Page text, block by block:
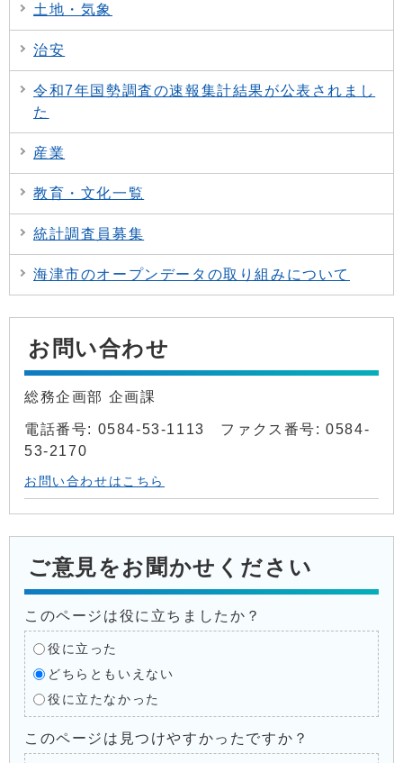
土地・気象
治安
令和7年国勢調査の速報集計結果が公表されまし
た
産業
教育・文化一覧
統計調査員募集
海津市のオープンデータの取り組みについて
お問い合わせ
総務企画部 企画課
電話番号: 0584-53-1113 ファクス番号: 0584-
53-2170
お問い合わせはこちら
ご意見をお聞かせください
このページは役に立ちましたか？
役に立った
どちらともいえない
役に立たなかった
このページは見つけやすかったですか？